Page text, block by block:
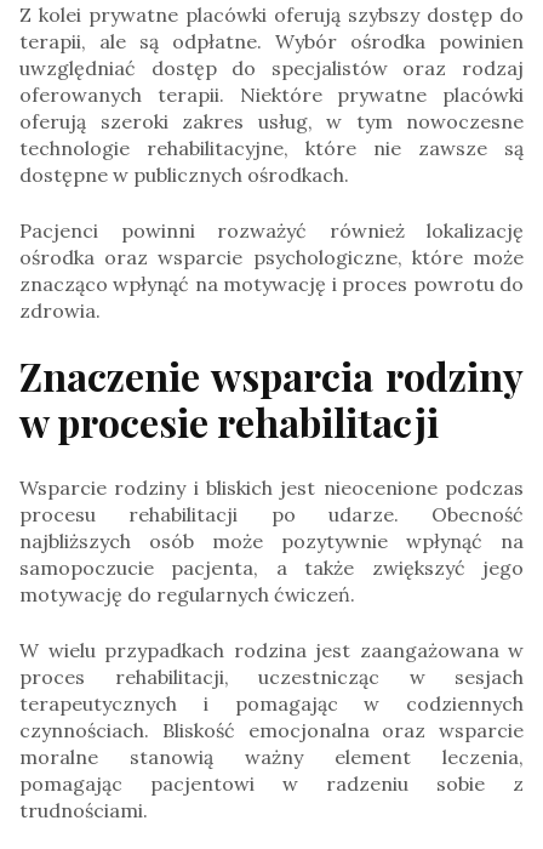
Z kolei prywatne placówki oferują szybszy dostęp do
terapii, ale są odpłatne. Wybór ośrodka powinien
uwzględniać dostęp do specjalistów oraz rodzaj
oferowanych terapii. Niektóre prywatne placówki
oferują szeroki zakres usług, w tym nowoczesne
technologie rehabilitacyjne, które nie zawsze są
dostępne w publicznych ośrodkach.
Pacjenci powinni rozważyć również lokalizację
ośrodka oraz wsparcie psychologiczne, które może
znacząco wpłynąć na motywację i proces powrotu do
zdrowia.
Znaczenie wsparcia rodziny
w procesie rehabilitacji
Wsparcie rodziny i bliskich jest nieocenione podczas
procesu rehabilitacji po udarze. Obecność
najbliższych osób może pozytywnie wpłynąć na
samopoczucie pacjenta, a także zwiększyć jego
motywację do regularnych ćwiczeń.
W wielu przypadkach rodzina jest zaangażowana w
proces rehabilitacji, uczestnicząc w sesjach
terapeutycznych i pomagając w codziennych
czynnościach. Bliskość emocjonalna oraz wsparcie
moralne stanowią ważny element leczenia,
pomagając pacjentowi w radzeniu sobie z
trudnościami.